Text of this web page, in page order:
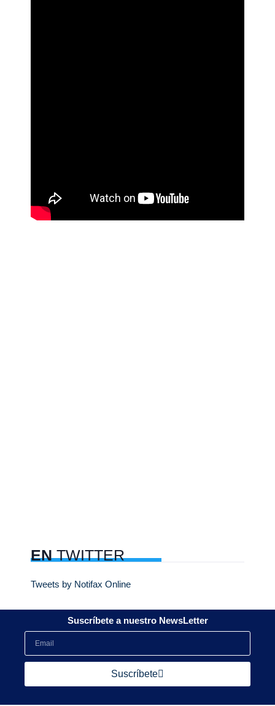
ENTWITTER
Tweets by Notifax Online
Suscríbete a nuestro NewsLetter
Suscríbete